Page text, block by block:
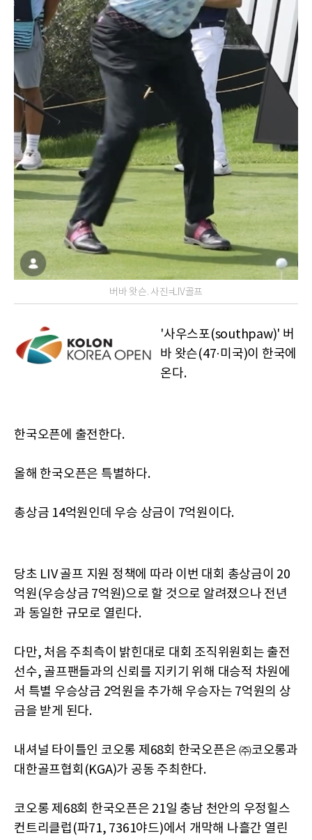
버바 왓슨. 사진=LIV골프
'사우스포(southpaw)' 버
바 왓슨(47·미국)이 한국에
온다.
한국오픈에 출전한다.
올해 한국오픈은 특별하다.
총상금 14억원인데 우승 상금이 7억원이다.
당초 LIV 골프 지원 정책에 따라 이번 대회 총상금이 20
억원(우승상금 7억원)으로 할 것으로 알려졌으나 전년
과 동일한 규모로 열린다.
다만, 처음 주최측이 밝힌대로 대회 조직위원회는 출전
선수, 골프팬들과의 신뢰를 지키기 위해 대승적 차원에
서 특별 우승상금 2억원을 추가해 우승자는 7억원의 상
금을 받게 된다.
내셔널 타이틀인 코오롱 제68회 한국오픈은 ㈜코오롱과
대한골프협회(KGA)가 공동 주최한다.
코오롱 제68회 한국오픈은 21일 충남 천안의 우정힐스
컨트리클럽(파71, 7361야드)에서 개막해 나흘간 열린